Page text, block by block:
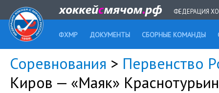
ФЕДЕРАЦИЯ
ФХМР ДОКУМЕНТЫ СБОРНЫЕ КОМАНДЫ
Соревнования > Первенство
Киров — «Маяк»